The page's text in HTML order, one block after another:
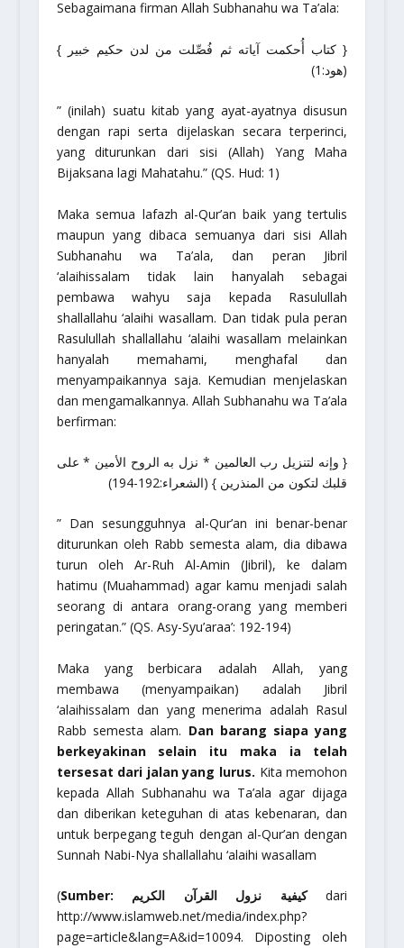
Sebagaimana firman Allah Subhanahu wa Ta’ala:
{ كتاب أُحكمت آياته ثم فُصِّلت من لدن حكيم خبير }
(هود:1)
” (inilah) suatu kitab yang ayat-ayatnya disusun
dengan rapi serta dijelaskan secara terperinci,
yang diturunkan dari sisi (Allah) Yang Maha
Bijaksana lagi Mahatahu.”(QS. Hud: 1)
Maka semua lafazh al-Qur’an baik yang tertulis
maupun yang dibaca semuanya dari sisi Allah
Subhanahu wa Ta’ala, dan peran Jibril
‘alaihissalam tidak lain hanyalah sebagai
pembawa wahyu saja kepada Rasulullah
shallallahu ‘alaihi wasallam. Dan tidak pula peran
Rasulullah shallallahu ‘alaihi wasallam melainkan
hanyalah memahami, menghafal dan
menyampaikannya saja. Kemudian menjelaskan
dan mengamalkannya. AllahSubhanahu wa Ta’ala
berfirman:
{ وإنه لتنزيل رب العالمين * نزل به الروح الأمين * على
قلبك لتكون من المنذرين } (الشعراء:192-194)
” Dan sesungguhnya al-Qur’an ini benar-benar
diturunkan oleh Rabb semesta alam, dia dibawa
turun oleh Ar-Ruh Al-Amin (Jibril), ke dalam
hatimu (Muahammad) agar kamu menjadi salah
seorang di antara orang-orang yang memberi
peringatan.”(QS. Asy-Syu’araa’: 192-194)
Maka yang berbicara adalah Allah, yang
membawa (menyampaikan) adalah Jibril
‘alaihissalam dan yang menerima adalah Rasul
Rabb semesta alam. Dan barang siapa yang
berkeyakinan selain itu maka ia telah
tersesat dari jalan yang lurus. Kita memohon
kepada Allah Subhanahu wa Ta’ala agar dijaga
dan diberikan keteguhan di atas kebenaran, dan
untuk berpegang teguh dengan al-Qur’an dengan
Sunnah Nabi-Nya shallallahu ‘alaihi wasallam
( Sumber: كيفية نزول القرآن الكريمdari
http://www.islamweb.net/media/index.php?
page=article&lang=A&id=10094. Diposting oleh